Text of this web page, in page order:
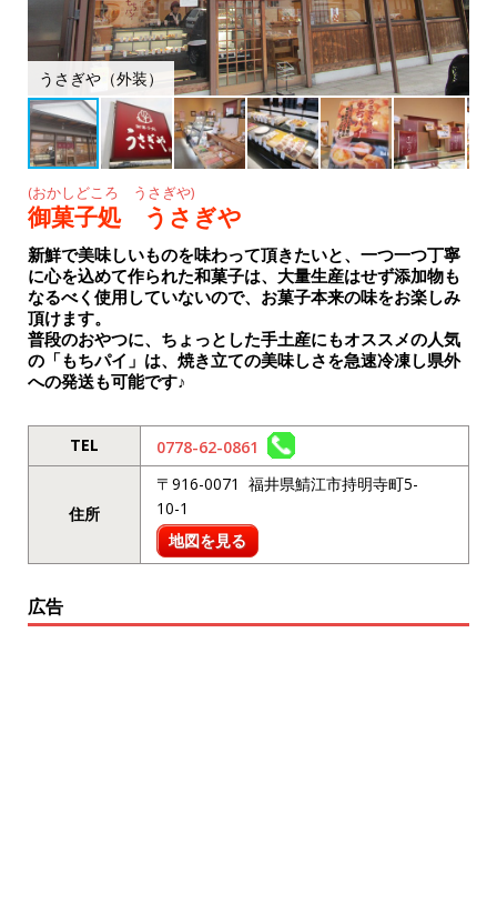
うさぎや（外装）
(おかしどころ うさぎや)
御菓子処 うさぎや
新鮮で美味しいものを味わって頂きたいと、一つ一つ丁寧
に心を込めて作られた和菓子は、大量生産はせず添加物も
なるべく使用していないので、お菓子本来の味をお楽しみ
頂けます。
普段のおやつに、ちょっとした手土産にもオススメの人気
の「もちパイ」は、焼き立ての美味しさを急速冷凍し県外
への発送も可能です♪
TEL 0778-62-0861
住所
〒916-0071 福井県鯖江市持明寺町5-
10-1
地図を見る
広告